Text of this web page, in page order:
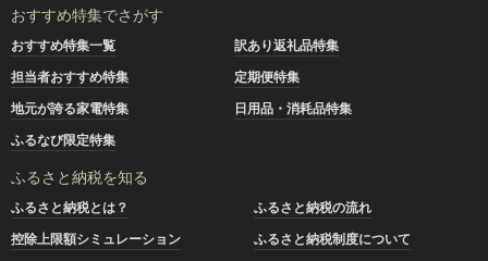
おすすめ特集でさがす
おすすめ特集一覧
訳あり返礼品特集
担当者おすすめ特集
定期便特集
地元が誇る家電特集
日用品・消耗品特集
ふるなび限定特集
ふるさと納税を知る
ふるさと納税とは？
ふるさと納税の流れ
控除上限額シミュレーション
ふるさと納税制度について